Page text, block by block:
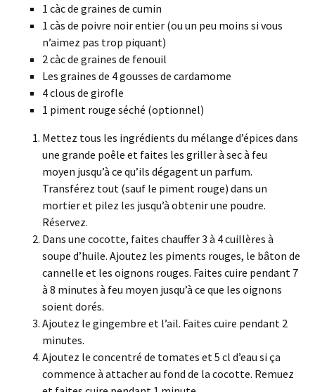
1 càc de graines de cumin
1 càs de poivre noir entier (ou un peu moins si vous
n’aimez pas trop piquant)
2 càc de graines de fenouil
Les graines de 4 gousses de cardamome
4 clous de girofle
1 piment rouge séché (optionnel)
Mettez tous les ingrédients du mélange d’épices dans
une grande poêle et faites les griller à sec à feu
moyen jusqu’à ce qu’ils dégagent un parfum.
Transférez tout (sauf le piment rouge) dans un
mortier et pilez les jusqu’à obtenir une poudre.
Réservez.
Dans une cocotte, faites chauffer 3 à 4 cuillères à
soupe d’huile. Ajoutez les piments rouges, le bâton de
cannelle et les oignons rouges. Faites cuire pendant 7
à 8 minutes à feu moyen jusqu’à ce que les oignons
soient dorés.
Ajoutez le gingembre et l’ail. Faites cuire pendant 2
minutes.
Ajoutez le concentré de tomates et 5 cl d’eau si ça
commence à attacher au fond de la cocotte. Remuez